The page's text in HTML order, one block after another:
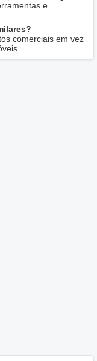
e
comerciais em vez